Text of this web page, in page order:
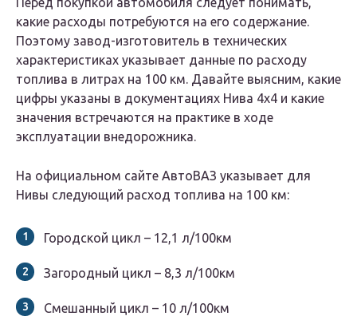
какие расходы потребуются на его содержание.
Поэтому завод-изготовитель в технических
характеристиках указывает данные по расходу
топлива в литрах на 100 км. Давайте выясним, какие
цифры указаны в документациях Нива 4х4 и какие
значения встречаются на практике в ходе
эксплуатации внедорожника.
На официальном сайте АвтоВАЗ указывает для
Нивы следующий расход топлива на 100 км:
Городской цикл – 12,1 л/100км
Загородный цикл – 8,3 л/100км
Смешанный цикл – 10 л/100км